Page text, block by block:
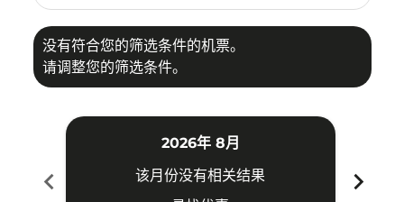
没有符合您的筛选条件的机票。
请调整您的筛选条件。
chevron_left
2026年 8月
该月份没有相关结果
chevron_right